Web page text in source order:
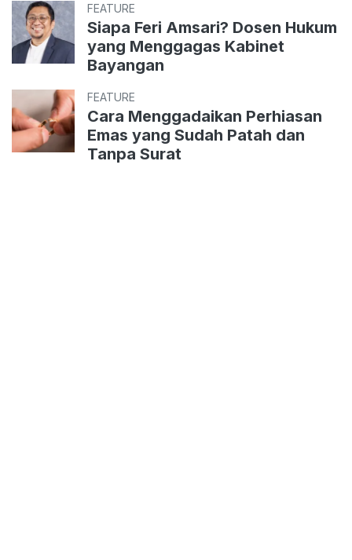
FEATURE
Siapa Feri Amsari? Dosen Hukum
yang Menggagas Kabinet
Bayangan
FEATURE
Cara Menggadaikan Perhiasan
Emas yang Sudah Patah dan
Tanpa Surat